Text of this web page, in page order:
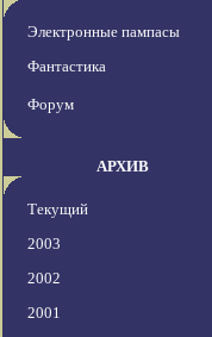
Электронные пампасы
Фантастика
Форум
АРХИВ
Текущий
2003
2002
2001